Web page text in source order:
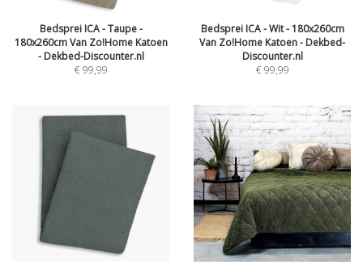
Bedsprei ICA - Taupe -
180x260cm Van Zo!Home Katoen
- Dekbed-Discounter.nl
€99,99
Bedsprei ICA - Wit - 180x260cm
Van Zo!Home Katoen - Dekbed-
Discounter.nl
€99,99